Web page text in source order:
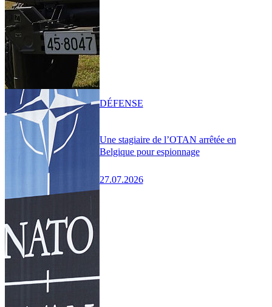
Une stagiaire de l’OTAN arrêtée en
Belgique pour espionnage
27.07.2026
DÉFENSE